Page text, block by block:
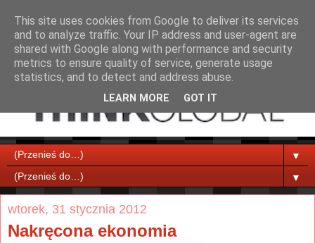
▼
▼
wtorek, 31 stycznia 2012
Nakręcona ekonomia
This site uses cookies from Google to deliver its services
and to analyze traffic. Your IP address and user-agent are
shared with Google along with performance and security
metrics to ensure quality of service, generate usage
statistics, and to detect and address abuse.
LEARN MORE GOT IT